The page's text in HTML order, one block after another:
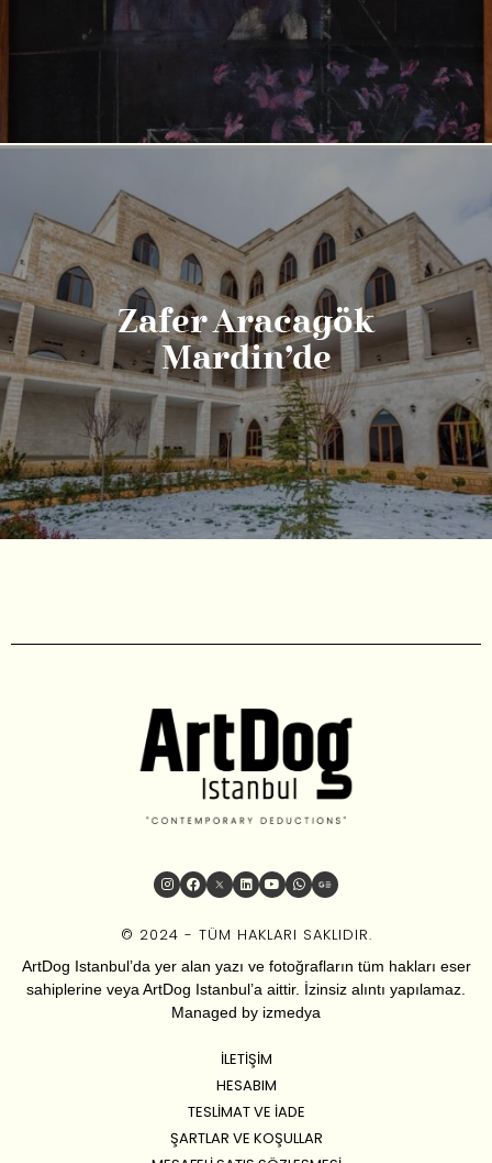
Zafer Aracagök
Mardin’de
© 2024 - TÜM HAKLARI SAKLIDIR.
ArtDog Istanbul’da yer alan yazı ve fotoğrafların tüm hakları eser
sahiplerine veya ArtDog Istanbul’a aittir. İzinsiz alıntı yapılamaz.
Managed by izmedya
İLETIŞIM
HESABIM
TESLIMAT VE İADE
ŞARTLAR VE KOŞULLAR